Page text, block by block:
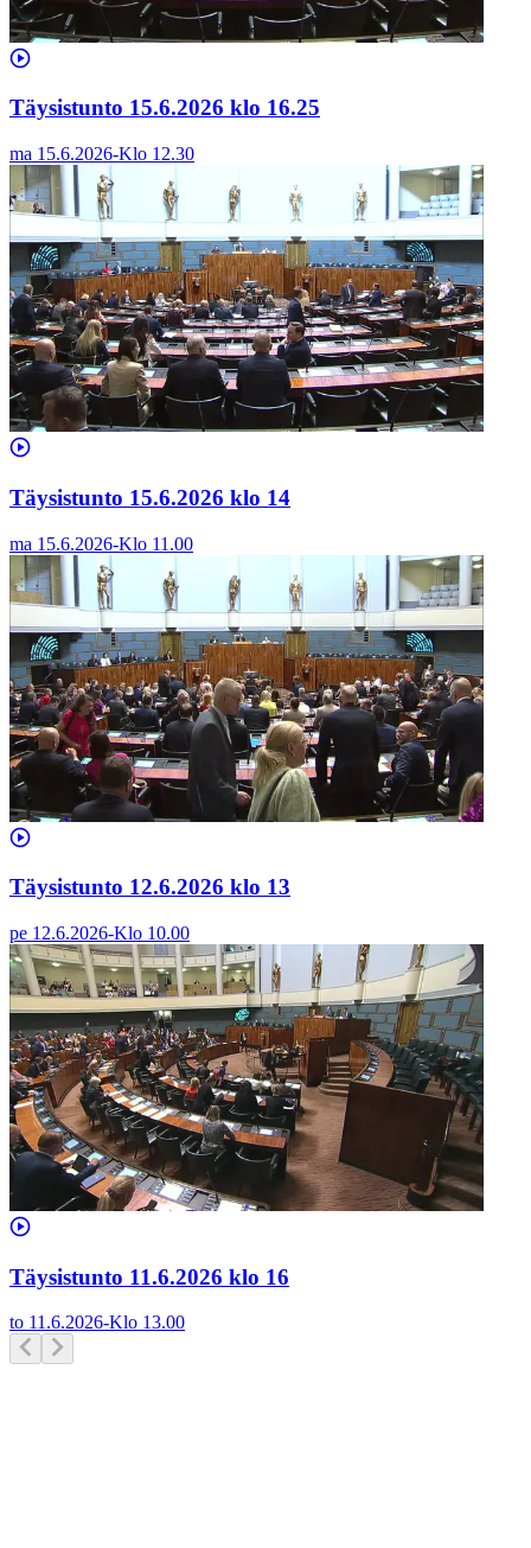
Täysistunto 15.6.2026 klo 16.25
ma 15.6.2026-Klo 12.30
Täysistunto 15.6.2026 klo 14
ma 15.6.2026-Klo 11.00
Täysistunto 12.6.2026 klo 13
pe 12.6.2026-Klo 10.00
Täysistunto 11.6.2026 klo 16
to 11.6.2026-Klo 13.00